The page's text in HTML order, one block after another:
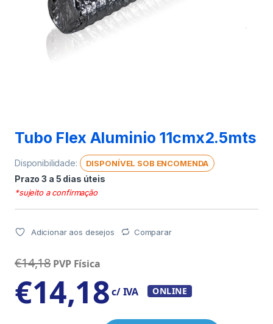
Tubo Flex Aluminio 11cmx2.5mts
Disponibilidade: DISPONÍVEL SOB ENCOMENDA
Prazo 3 a 5 dias úteis
*sujeito a confirmação
Adicionar aos desejos Comparar
€14,18 PVP Física
€14,18c/ IVA ONLINE